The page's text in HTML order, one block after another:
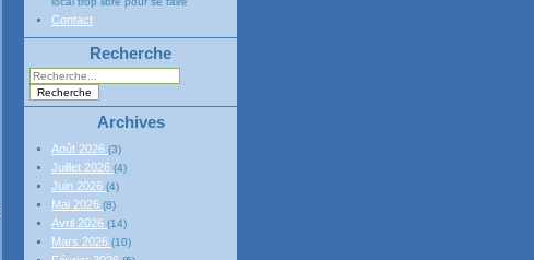
Contact
Recherche
Archives
Août 2026 (3)
Juillet 2026 (4)
Juin 2026 (4)
Mai 2026 (8)
Avril 2026 (14)
Mars 2026 (10)